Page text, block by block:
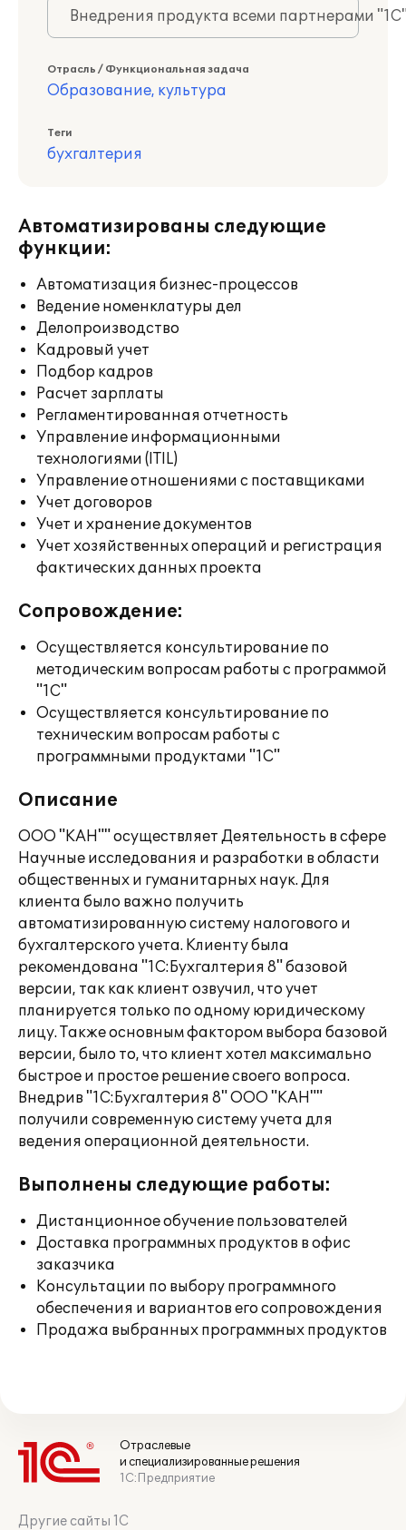
Внедрения продукта всеми партнерами
Отрасль / Функциональная задача
Образование, культура
Теги
бухгалтерия
Автоматизированы следующие
функции:
Автоматизация бизнес-процессов
Ведение номенклатуры дел
Делопроизводство
Кадровый учет
Подбор кадров
Расчет зарплаты
Регламентированная отчетность
Управление информационными
технологиями (ITIL)
Управление отношениями с поставщиками
Учет договоров
Учет и хранение документов
Учет хозяйственных операций и регистрация
фактических данных проекта
Сопровождение:
Осуществляется консультирование по
методическим вопросам работы с программой
"1С"
Осуществляется консультирование по
техническим вопросам работы с
программными продуктами "1С"
Описание
ООО "КАН"" осуществляет Деятельность в сфере
Научные исследования и разработки в области
общественных и гуманитарных наук. Для
клиента было важно получить
автоматизированную систему налогового и
бухгалтерского учета. Клиенту была
рекомендована "1С:Бухгалтерия 8" базовой
версии, так как клиент озвучил, что учет
планируется только по одному юридическому
лицу. Также основным фактором выбора базовой
версии, было то, что клиент хотел максимально
быстрое и простое решение своего вопроса.
Внедрив "1С:Бухгалтерия 8" ООО "КАН""
получили современную систему учета для
ведения операционной деятельности.
Выполнены следующие работы:
Дистанционное обучение пользователей
Доставка программных продуктов в офис
заказчика
Консультации по выбору программного
обеспечения и вариантов его сопровождения
Продажа выбранных программных продуктов
Отраслевые
и специализированные решения
1С:Предприятие
Другие сайты 1С